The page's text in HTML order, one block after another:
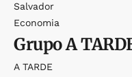
Salvador
Economia
GrupoA
A TARDE